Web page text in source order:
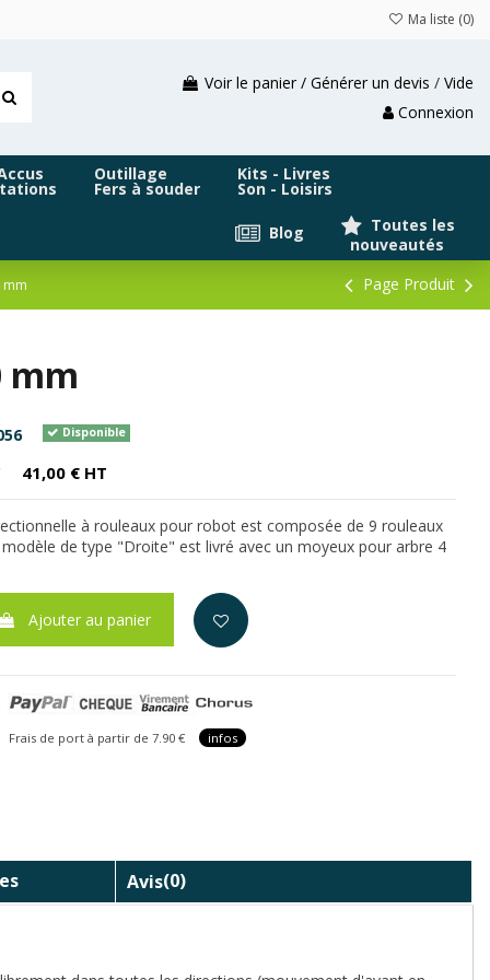
Ma liste (0)
Voir le panier / Générer un devis / Vide
Connexion
Outillage
Fers à souder
Kits - Livres
Son - Loisirs
Toutes les
nouveautés
Blog
Page Produit
mm
Disponible
41,00 € HT
à rouleaux pour robot est composée de 9 rouleaux
de type "Droite" est livré avec un moyeux pour arbre 4
Ajouter au panier
de port à partir de 7.90 € infos
Avis(0)